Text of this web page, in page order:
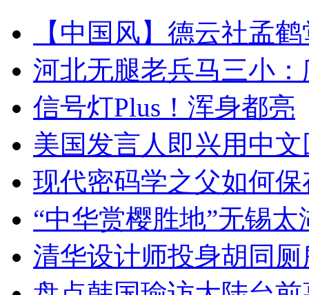
【中国风】德云社孟
河北无腿老兵马三小
信号灯Plus！浑身都亮
美国发言人即兴用中
现代密码学之父如何
“中华赏樱胜地”无锡
清华设计师投身胡同